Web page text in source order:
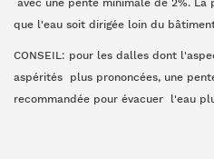
avec une pente minimale de 2%.
que l'eau soit dirigée loin du
CONSEIL: pour les dalles dont
aspérités plus prononcées, une
recommandée pour évacuer l'eau